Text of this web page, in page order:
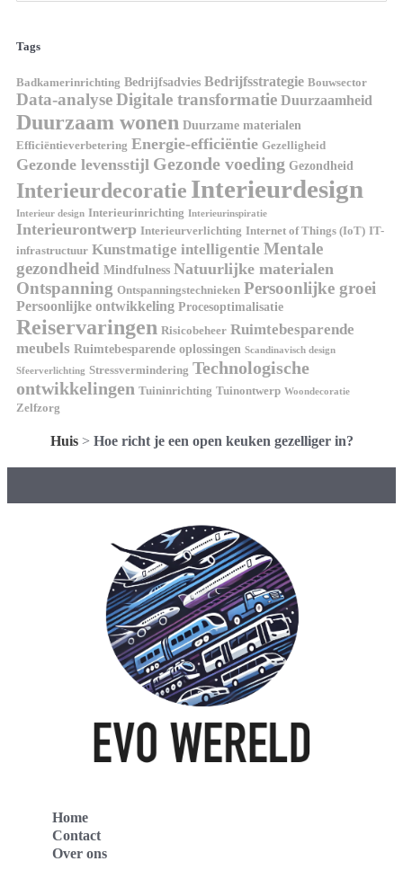
Tags
Badkamerinrichting Bedrijfsadvies Bedrijfsstrategie Bouwsector
Data-analyseDigitale transformatie Duurzaamheid
Duurzaam wonen Duurzame materialen
Efficiëntieverbetering Energie-efficiëntie Gezelligheid
Gezonde levensstijl Gezonde voeding Gezondheid
Interieurdecoratie Interieurdesign
Interieur design Interieurinrichting Interieurinspiratie
Interieurontwerp Interieurverlichting Internet of Things (IoT) IT-
infrastructuur Kunstmatige intelligentie Mentale
gezondheid Mindfulness Natuurlijke materialen
Ontspanning Ontspanningstechnieken Persoonlijke groei
Persoonlijke ontwikkeling Procesoptimalisatie
Reiservaringen Risicobeheer Ruimtebesparende
meubels Ruimtebesparende oplossingen Scandinavisch design
Sfeerverlichting Stressvermindering Technologische
ontwikkelingen Tuininrichting Tuinontwerp Woondecoratie
Zelfzorg
Huis> Hoe richt je een open keuken gezelliger in?
Home
Contact
Over ons